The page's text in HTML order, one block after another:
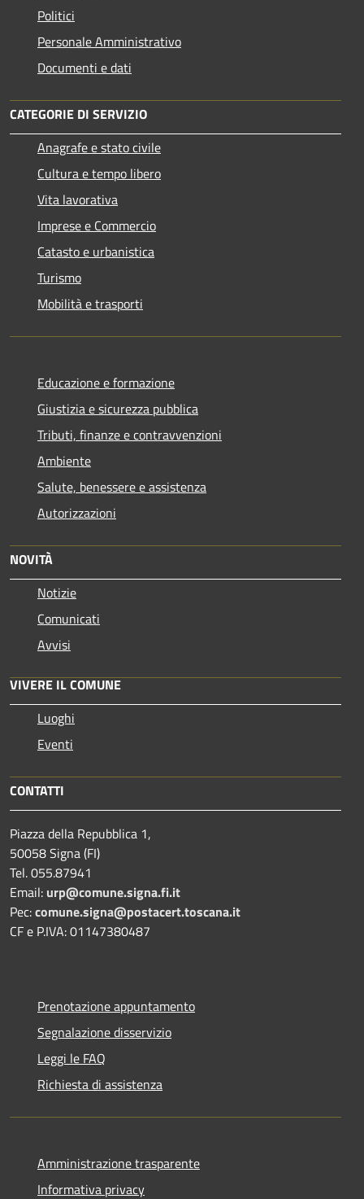
Politici
Personale Amministrativo
Documenti e dati
CATEGORIE DI SERVIZIO
Anagrafe e stato civile
Cultura e tempo libero
Vita lavorativa
Imprese e Commercio
Catasto e urbanistica
Turismo
Mobilità e trasporti
Educazione e formazione
Giustizia e sicurezza pubblica
Tributi, finanze e contravvenzioni
Ambiente
Salute, benessere e assistenza
Autorizzazioni
NOVITÀ
Notizie
Comunicati
Avvisi
VIVERE IL COMUNE
Luoghi
Eventi
CONTATTI
Piazza della Repubblica 1,
50058 Signa (FI)
Tel. 055.87941
Email: urp@comune.signa.fi.it
Pec:comune.signa@postacert.toscana.it
CF e P.IVA: 01147380487
Prenotazione appuntamento
Segnalazione disservizio
Leggi le FAQ
Richiesta di assistenza
Amministrazione trasparente
Informativa privacy